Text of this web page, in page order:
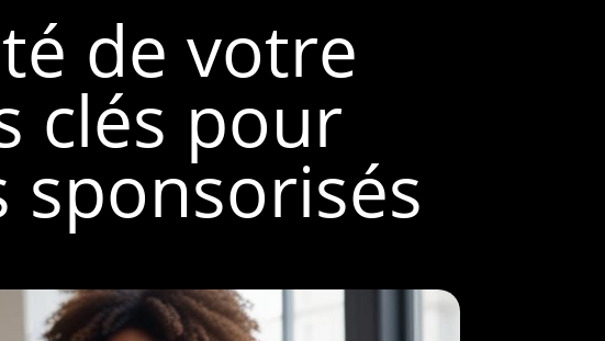
de votre
clés pour
sponsorisés